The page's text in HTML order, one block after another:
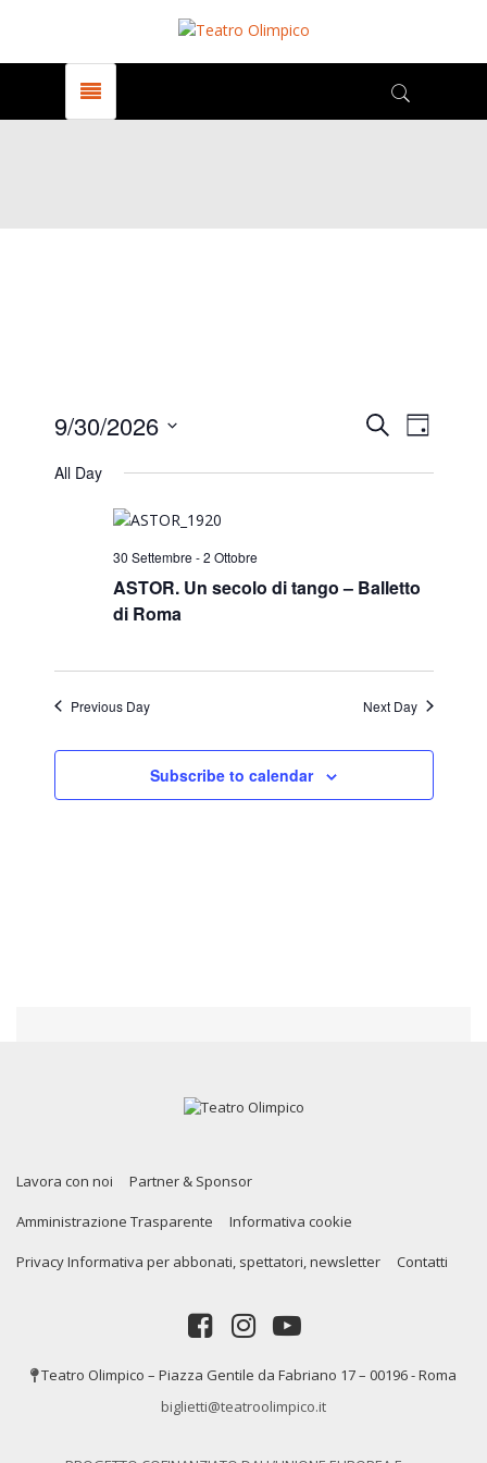
Events
Search
Views
Search
Giorno
9/30/2026
date.
All Day
30 Settembre -2 Ottobre
ASTOR. Un secolo di tango – Balletto
di Roma
Previous Day Next Day
Subscribe to calendar
Lavora con noi Partner & Sponsor
Amministrazione Trasparente Informativa cookie
Privacy Informativa per abbonati, spettatori, newsletter Contatti
Teatro Olimpico – Piazza Gentile da Fabriano 17 – 00196 - Roma
biglietti@teatroolimpico.it